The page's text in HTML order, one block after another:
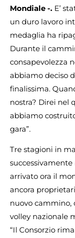
Mondiale -. E’
un duro lavoro
medaglia ha
Durante il
consapevolezza
abbiamo deciso
finalissima.
nostra? Direi nel
abbiamo
gara”.
Tre stagioni in
successivamente
arrivato ora il
ancora
nuovo cammino,
volley nazionale
“Il Consorzio